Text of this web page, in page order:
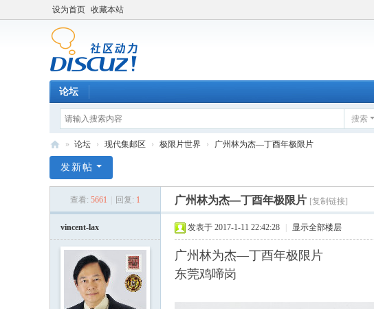
设为首页 收藏本站
论坛
搜索
外
» 论坛 › 现代集邮区 › 极限片世界 › 广州林为杰—丁酉年极限片
发新帖
查看: 5661 回复: 1 广州林为杰—丁酉年极限片 [复制链接]
vincent-lax 发表于 2017-1-11 22:42:28 显示全部楼层
广州林为杰—丁酉年极限片
东莞鸡啼岗